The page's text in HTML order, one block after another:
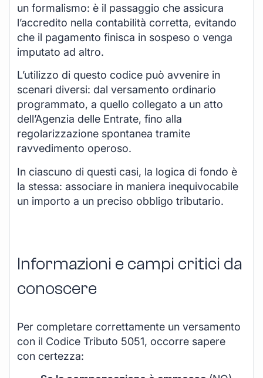
un formalismo: è il passaggio che assicura
l’accredito nella contabilità corretta, evitando
che il pagamento finisca in sospeso o venga
imputato ad altro.
L’utilizzo di questo codice può avvenire in
scenari diversi: dal versamento ordinario
programmato, a quello collegato a un atto
dell’Agenzia delle Entrate, fino alla
regolarizzazione spontanea tramite
ravvedimento operoso.
In ciascuno di questi casi, la logica di fondo è
la stessa: associare in maniera inequivocabile
un importo a un preciso obbligo tributario.
Informazioni e campi critici da
conoscere
Per completare correttamente un versamento
con il Codice Tributo 5051, occorre sapere
con certezza: